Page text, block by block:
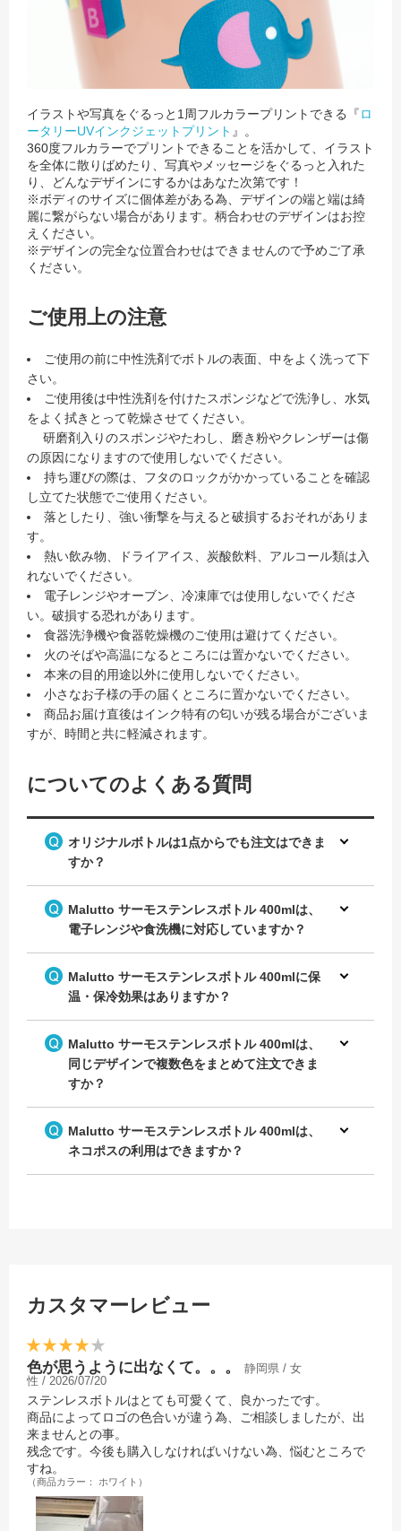
イラストや写真をぐるっと1周フルカラープリントできる『ロ
ータリーUVインクジェットプリント 』。
360度フルカラーでプリントできることを活かして、イラスト
を全体に散りばめたり、写真やメッセージをぐるっと入れた
り、どんなデザインにするかはあなた次第です！
※ボディのサイズに個体差がある為、デザインの端と端は綺
麗に繋がらない場合があります。柄合わせのデザインはお控
えください。
※デザインの完全な位置合わせはできませんので予めご了承
ください。
ご使用上の注意
ご使用の前に中性洗剤でボトルの表面、中をよく洗って下
さい。
ご使用後は中性洗剤を付けたスポンジなどで洗浄し、水気
をよく拭きとって乾燥させてください。
研磨剤入りのスポンジやたわし、磨き粉やクレンザーは傷
の原因になりますので使用しないでください。
持ち運びの際は、フタのロックがかかっていることを確認
し立てた状態でご使用ください。
落としたり、強い衝撃を与えると破損するおそれがありま
す。
熱い飲み物、ドライアイス、炭酸飲料、アルコール類は入
れないでください。
電子レンジやオーブン、冷凍庫では使用しないでくださ
い。破損する恐れがあります。
食器洗浄機や食器乾燥機のご使用は避けてください。
火のそばや高温になるところには置かないでください。
本来の目的用途以外に使用しないでください。
小さなお子様の手の届くところに置かないでください。
商品お届け直後はインク特有の匂いが残る場合がございま
すが、時間と共に軽減されます。
についてのよくある質問
オリジナルボトルは1点からでも注文はできま
すか？
Malutto サーモステンレスボトル 400mlは、
電子レンジや食洗機に対応していますか？
Malutto サーモステンレスボトル 400mlに保
温・保冷効果はありますか？
Malutto サーモステンレスボトル 400mlは、
同じデザインで複数色をまとめて注文できま
すか？
Malutto サーモステンレスボトル 400mlは、
ネコポスの利用はできますか？
カスタマーレビュー
色が思うように出なくて。。。
静岡県 / 女
性 / 2026/07/20
ステンレスボトルはとても可愛くて、良かったです。
商品によってロゴの色合いが違う為、ご相談しましたが、出
来ませんとの事。
残念です。今後も購入しなければいけない為、悩むところで
すね。
（商品カラー： ホワイト）